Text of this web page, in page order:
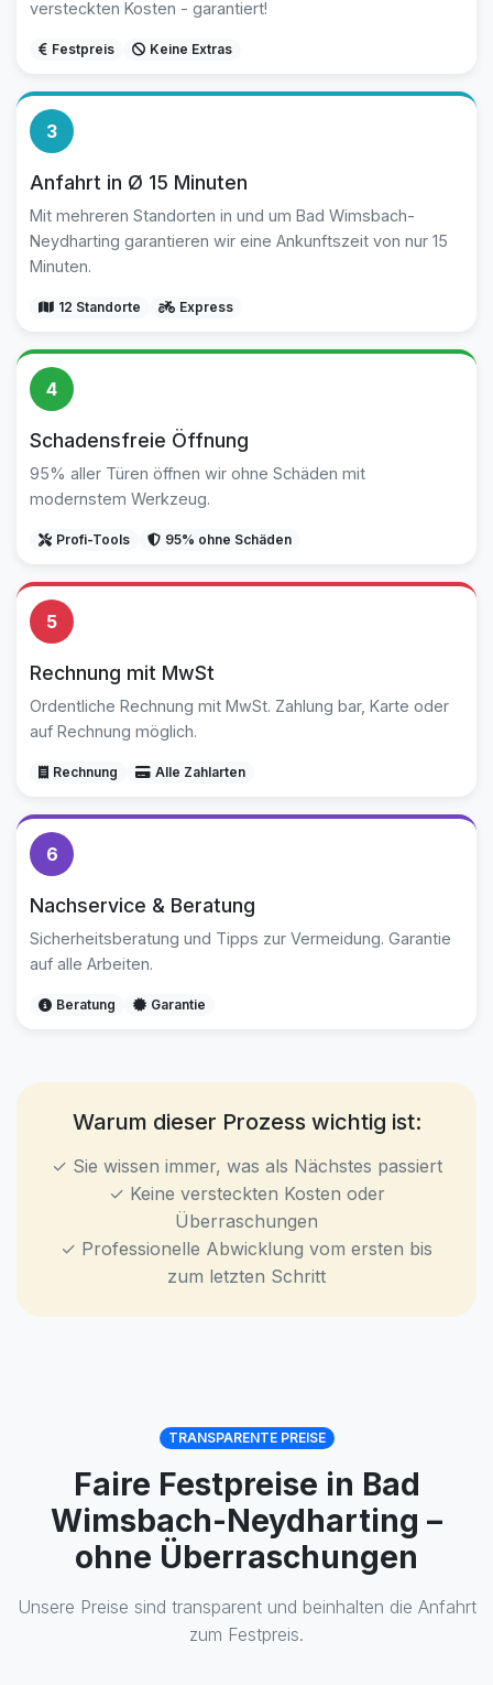
versteckten Kosten - garantiert!
Festpreis Keine Extras
3
Anfahrt in Ø 15 Minuten
Mit mehreren Standorten in und um Bad Wimsbach-
Neydharting garantieren wir eine Ankunftszeit von nur 15
Minuten.
12 Standorte Express
4
Schadensfreie Öffnung
95% aller Türen öffnen wir ohne Schäden mit
modernstem Werkzeug.
Profi-Tools 95% ohne Schäden
5
Rechnung mit MwSt
Ordentliche Rechnung mit MwSt. Zahlung bar, Karte oder
auf Rechnung möglich.
Rechnung Alle Zahlarten
6
Nachservice & Beratung
Sicherheitsberatung und Tipps zur Vermeidung. Garantie
auf alle Arbeiten.
Beratung Garantie
Warum dieser Prozess wichtig ist:
✓ Sie wissen immer, was als Nächstes passiert
✓ Keine versteckten Kosten oder
Überraschungen
✓ Professionelle Abwicklung vom ersten bis
zum letzten Schritt
TRANSPARENTE PREISE
Faire Festpreise in Bad
Wimsbach-Neydharting –
ohne Überraschungen
Unsere Preise sind transparent und beinhalten die Anfahrt
zum Festpreis.